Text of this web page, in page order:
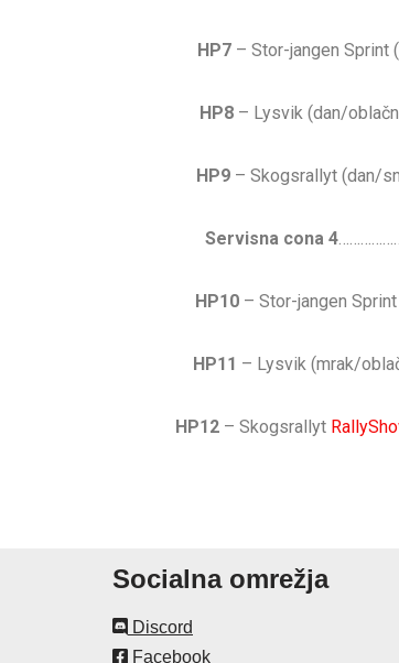
HP7– Stor-jangen
HP8– Lysvik (dan/
HP9– Skogsrallyt (dan/
Servisna cona 4
HP10– Stor-jangen
HP11 – Lysvik (mrak/
HP12 – Skogsrallyt
Socialna omrežja
Discord
Facebook